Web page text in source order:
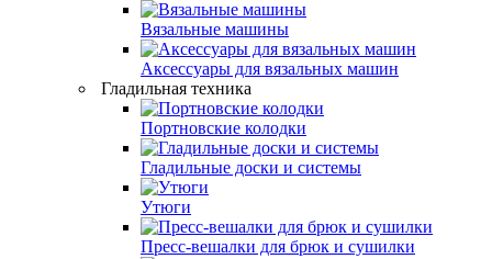
Вязальные машины
Аксессуары для вязальных машин
Гладильная техника
Портновские колодки
Гладильные доски и системы
Утюги
Пресс-вешалки для брюк и сушилки